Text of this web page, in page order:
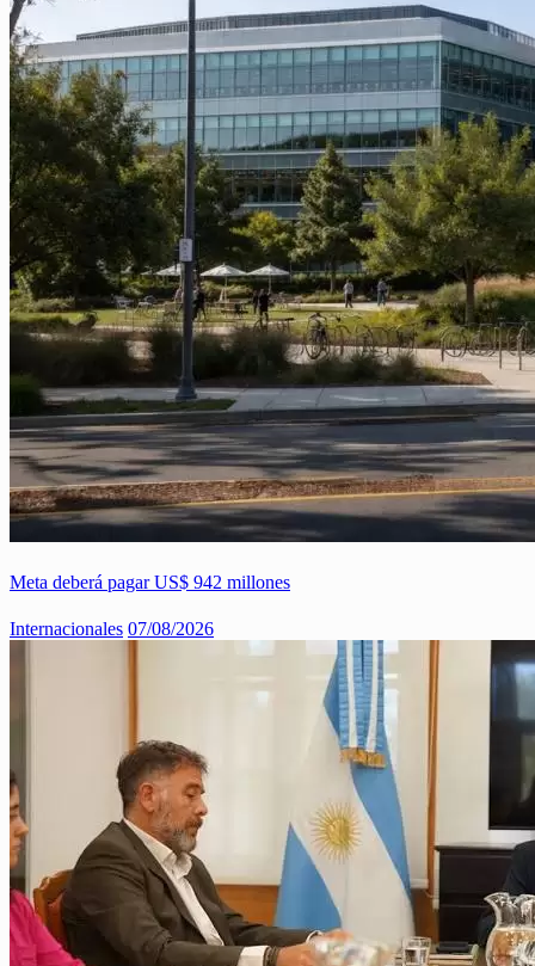
Meta deberá pagar US$ 942 millones
Internacionales 07/08/2026